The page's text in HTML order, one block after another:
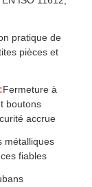
pratique de
pièces et
Fermeture à
boutons
accrue
métalliques
fiables